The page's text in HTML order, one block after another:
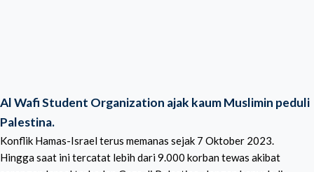
Al Wafi Student Organization ajak kaum Muslimin peduli
Palestina.
Konflik Hamas-Israel terus memanas sejak 7 Oktober 2023.
Hingga saat ini tercatat lebih dari 9.000 korban tewas akibat